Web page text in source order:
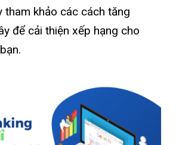
tham khảo các cách tăng
để cải thiện xếp hạng cho